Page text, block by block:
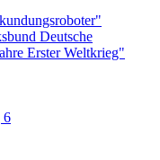
Deutsche
Erster Weltkrieg"
6